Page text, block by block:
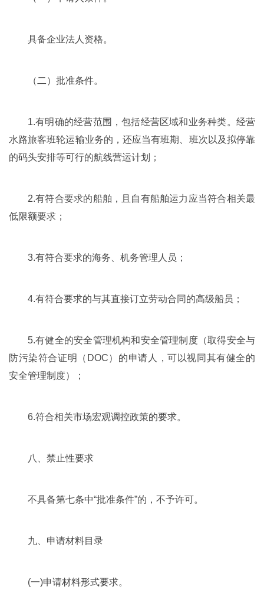
具备企业法人资格。
（二）批准条件。
1.有明确的经营范围，包括经营区域和业务种类。经营
水路旅客班轮运输业务的，还应当有班期、班次以及拟停靠
的码头安排等可行的航线营运计划；
2.有符合要求的船舶，且自有船舶运力应当符合相关最
低限额要求；
3.有符合要求的海务、机务管理人员；
4.有符合要求的与其直接订立劳动合同的高级船员；
5.有健全的安全管理机构和安全管理制度（取得安全与
防污染符合证明（DOC）的申请人，可以视同其有健全的
安全管理制度）；
6.符合相关市场宏观调控政策的要求。
八、禁止性要求
不具备第七条中“批准条件”的，不予许可。
九、申请材料目录
(一)申请材料形式要求。